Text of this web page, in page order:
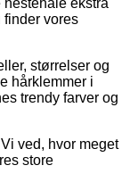
finder vores
størrelser og
hårklemmer i
trendy farver og
ved, hvor meget
store